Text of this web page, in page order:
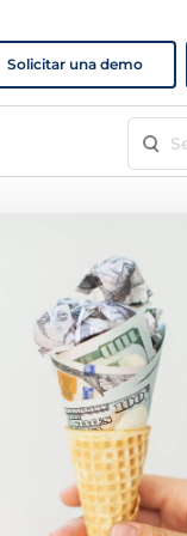
Solicitar una demo